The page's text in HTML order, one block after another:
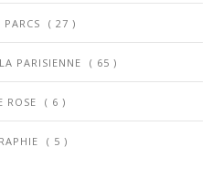
PARCS ( 27 )
PARISIENNE ( 65 )
ROSE ( 6 )
( 5 )